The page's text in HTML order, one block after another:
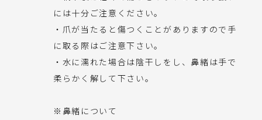
には十分ご注意ください。
・爪が当たると傷つくことがありますので手
に取る際はご注意下さい。
・水に濡れた場合は陰干しをし、鼻緒は手で
柔らかく解して下さい。
※鼻緒について